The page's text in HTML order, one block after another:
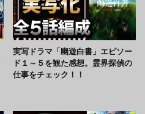
実写ドラマ「幽遊白書」エピソー
ド１～５を観た感想。霊界探偵の
仕事をチェック！！